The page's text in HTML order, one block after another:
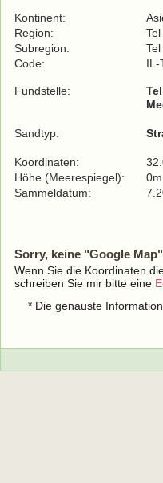
Kontinent:
Region:
Subregion:
Code:
IL-
Fundstelle:
Sandtyp:
Koordinaten:
Höhe (Meerespiegel):
Sammeldatum:
Sorry, keine "Google
Wenn Sie die Koordinaten
schreiben Sie mir bitte eine
* Die genauste